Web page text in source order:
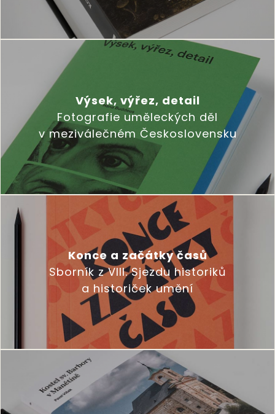
Výsek, výřez, detail
Fotografie uměleckých děl
v meziválečném Československu
Konce a začátky časů
Sborník z VIII. Sjezdu historiků
a historiček umění